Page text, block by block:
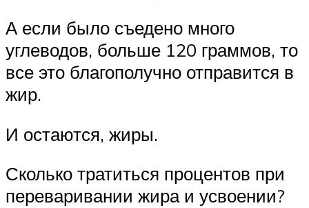
А если было съедено много
углеводов, больше 120 граммов, то
все это благополучно отправится в
жир.
И остаются, жиры.
Сколько тратиться процентов при
переваривании жира и усвоении?